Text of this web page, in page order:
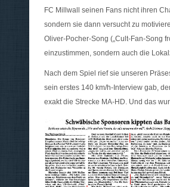
FC Millwall seinen Fans nicht ihren
sondern sie dann versucht zu
Oliver-Pocher-Song („Cult-Fan-Song
einzustimmen, sondern auch die
Nach dem Spiel rief sie unseren
sein erstes 140 km/h-Interview gab,
exakt die Strecke MA-HD. Und das